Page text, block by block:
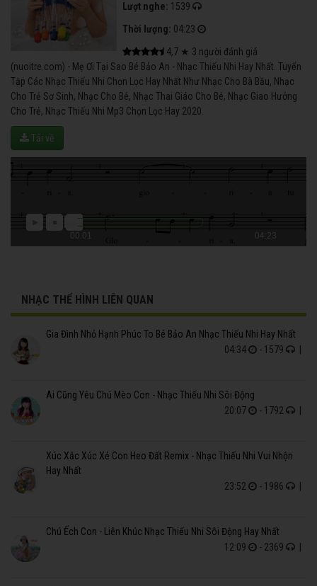
Lượt nghe: 1539
Thời lượng: 04:23
4,7 ★ 3 người đánh giá
(nuoitre.com) - Mẹ Ơi Tại Sao Bé Bảo An - Nhạc Thiếu Nhi Hay Nhất. Tuyển
Tập Các Nhạc Thiếu Nhi Chọn Lọc Hay Nhất Như Nhạc Cho Bà Bầu, Nhạc
Cho Trẻ Sơ Sinh, Nhạc Cho Bé, Nhạc Thai Giáo Cho Bé, Nhạc Giao Hưởng
Cho Trẻ, Nhạc Thiếu Nhi Mp3 Chọn Lọc Hay 2020.
Tải về
00:01 04:23
NHẠC THỂ HÌNH LIÊN QUAN
Gia Đình Nhỏ Hạnh Phúc To Bé Bảo An Nhạc Thiếu Nhi Hay Nhất
04:34
- 1579 |
Ai Cũng Yêu Chú Mèo Con - Nhạc Thiếu Nhi Sôi Động
20:07
- 1792 |
Xúc Xắc Xúc Xẻ Con Heo Đất Remix - Nhạc Thiếu Nhi Vui Nhộn
Hay Nhất
23:52
- 1986 |
Chú Ếch Con - Liên Khúc Nhạc Thiếu Nhi Sôi Động Hay Nhất
12:09
- 2369 |